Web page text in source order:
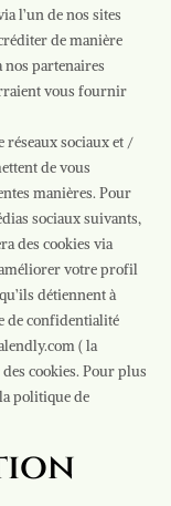
l’un de nos sites
de manière
nos partenaires
vous fournir
réseaux sociaux et /
de vous
manières. Pour
sociaux suivants,
des cookies via
votre profil
détiennent à
de confidentialité
( la
cookies. Pour plus
politique de